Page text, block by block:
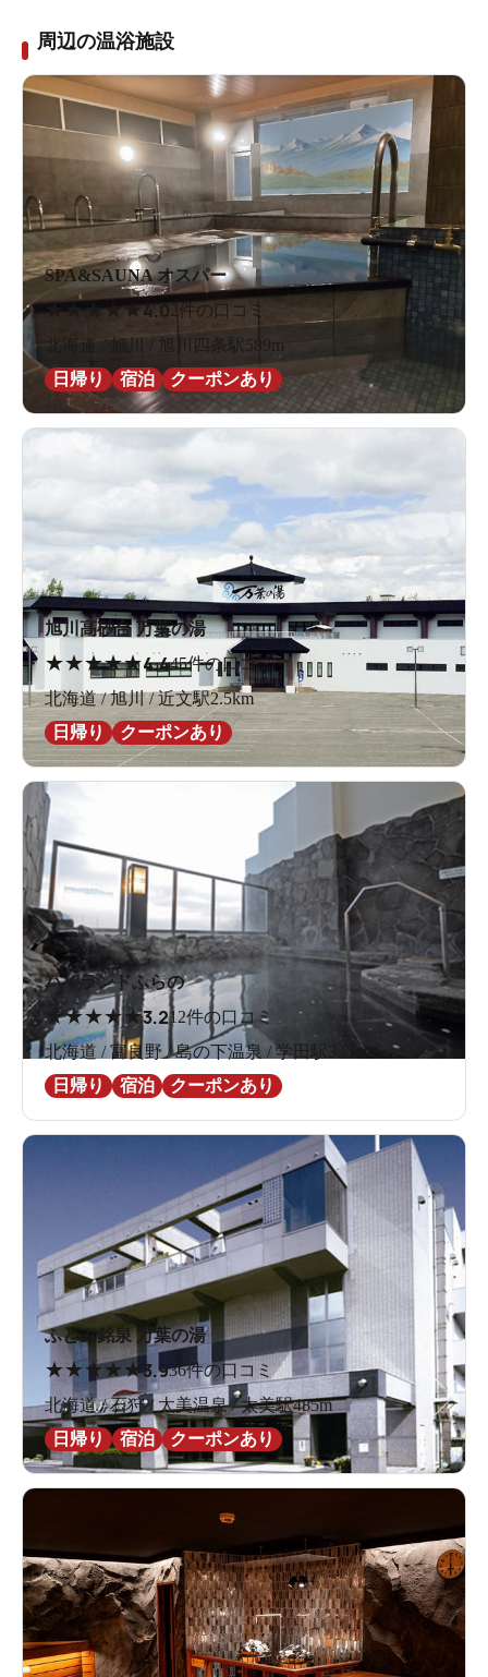
周辺の温浴施設
SPA&SAUNA オスパー
★★★★★4.02件の口コミ
北海道 / 旭川 / 旭川四条駅589m
日帰り
宿泊 クーポンあり
旭川高砂台 万葉の湯
★★★★★4.445件の口コミ
北海道 / 旭川 / 近文駅2.5km
日帰り
クーポンあり
ハイランドふらの
★★★★★3.212件の口コミ
北海道 / 富良野 / 島の下温泉 / 学田駅3.7km
日帰り
宿泊 クーポンあり
ふとみ銘泉 万葉の湯
★★★★ ★3.936件の口コミ
北海道 / 石狩 / 太美温泉 / 太美駅485m
日帰り
宿泊 クーポンあり